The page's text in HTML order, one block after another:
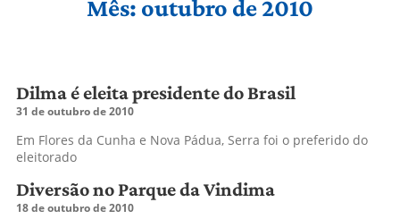
Mês: outubro de 2010
Dilma é eleita presidente do Brasil
31 de outubro de 2010
Em Flores da Cunha e Nova Pádua, Serra foi o preferido do
eleitorado
Diversão no Parque da Vindima
18 de outubro de 2010